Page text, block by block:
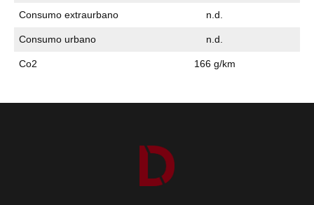
Consumo extraurbano n.d.
Consumo urbano n.d.
Co2 166 g/km